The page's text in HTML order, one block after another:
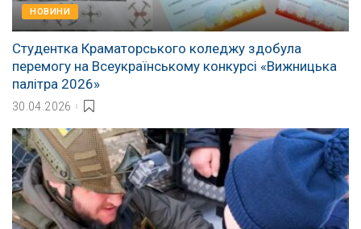
НОВИНИ
Студентка Краматорського коледжу здобула
перемогу на Всеукраїнському конкурсі «Вижницька
палітра 2026»
30.04.2026